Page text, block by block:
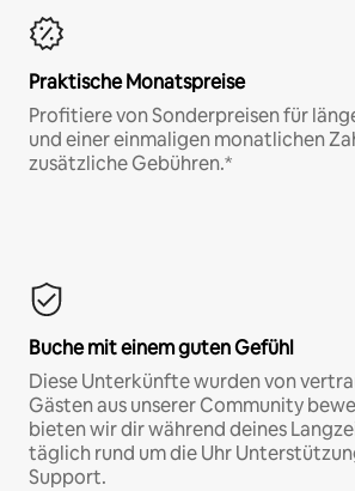
Praktische Monatspreise
Profitiere von Sonderpreisen für
und einer einmaligen monatlichen
zusätzliche Gebühren.*
Buche mit einem guten Gefühl
Diese Unterkünfte wurden von
Gästen aus unserer Community
bieten wir dir während deines
täglich rund um die Uhr
Support.